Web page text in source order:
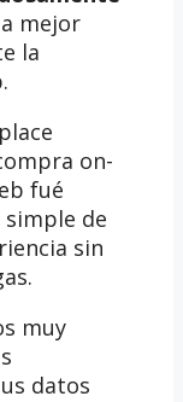
mejor
la
on-
fué
de
sin
muy
datos